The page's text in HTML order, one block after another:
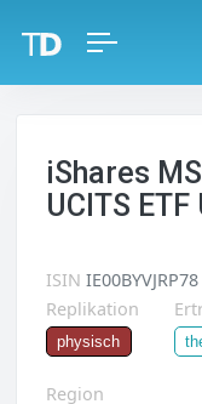
iShares
UCITS
ISIN IE00BYVJRP78
Replikation
physisch
Region